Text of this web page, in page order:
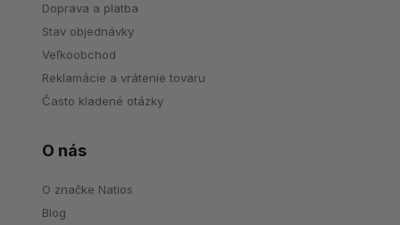
Doprava a platba
Stav objednávky
Veľkoobchod
Reklamácie a vrátenie tovaru
Často kladené otázky
O nás
O značke Natios
Blog